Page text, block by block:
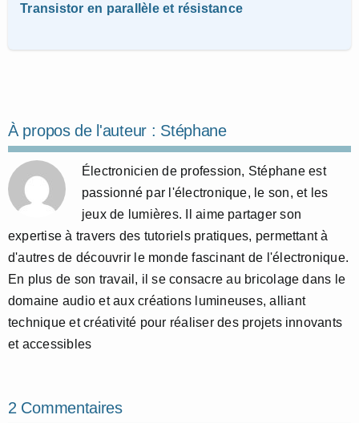
Transistor en parallèle et résistance
À propos de l'auteur : Stéphane
Électronicien de profession, Stéphane est
passionné par l'électronique, le son, et les
jeux de lumières. Il aime partager son
expertise à travers des tutoriels pratiques, permettant à
d'autres de découvrir le monde fascinant de l'électronique.
En plus de son travail, il se consacre au bricolage dans le
domaine audio et aux créations lumineuses, alliant
technique et créativité pour réaliser des projets innovants
et accessibles
2 Commentaires